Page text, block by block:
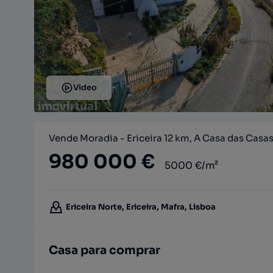
Video
Vende Moradia - Ericeira 12 km, A Casa das Casas
980 000 € 5000 €/m²
Ericeira Norte, Ericeira, Mafra, Lisboa
Casa para comprar